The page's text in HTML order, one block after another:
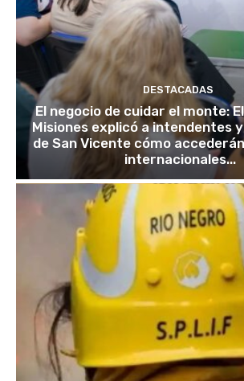
DESTACADAS
El negocio de cuidar el monte:
Misiones explicó a intendentes
de San Vicente cómo
internacionales...